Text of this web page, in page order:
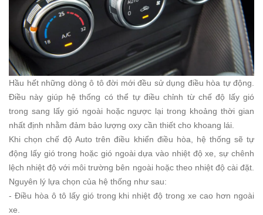
Hầu hết những dòng ô tô đời mới đều sử dụng điều hòa tự động.
Điều này giúp hệ thống có thể tự điều chỉnh từ chế độ lấy gió
trong sang lấy gió ngoài hoặc ngược lại trong khoảng thời gian
nhất định nhằm đảm bảo lượng oxy cần thiết cho khoang lái.
Khi chọn chế độ Auto trên điều khiển điều hòa, hệ thống sẽ tự
động lấy gió trong hoặc gió ngoài dựa vào nhiệt độ xe, sự chênh
lệch nhiệt độ với môi trường bên ngoài hoặc theo nhiệt độ cài đặt.
Nguyên lý lựa chọn của hệ thống như sau:
- Điều hòa ô tô lấy gió trong khi nhiệt độ trong xe cao hơn ngoài
xe.